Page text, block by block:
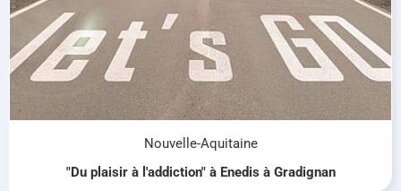
Nouvelle-Aquitaine
"Du plaisir à l'addiction" à Enedis à Gradignan